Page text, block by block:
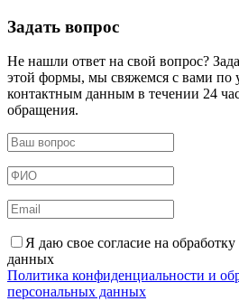
Задать вопрос
Не нашли ответ на свой вопрос?
этой формы, мы свяжемся с вами по
контактным данным в течении 24
обращения.
Я даю свое согласие на
данных
Политика конфиденциальности и
персональных данных